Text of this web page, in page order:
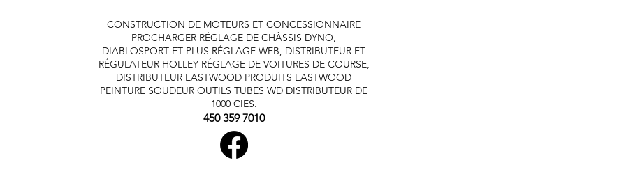
CONSTRUCTION DE MOTEURS ET CONCESSIONNAIRE
PROCHARGER RÉGLAGE DE CHÂSSIS DYNO,
DIABLOSPORT ET PLUS RÉGLAGE WEB, DISTRIBUTEUR ET
RÉGULATEUR HOLLEY RÉGLAGE DE VOITURES DE COURSE,
DISTRIBUTEUR EASTWOOD PRODUITS EASTWOOD
PEINTURE SOUDEUR OUTILS TUBES WD DISTRIBUTEUR DE
1000 CIES.
450 359 7010